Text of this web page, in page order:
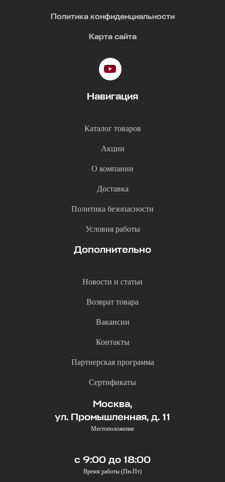
Политика конфиденциальности
Карта сайта
Навигация
Каталог товаров
Акции
О компании
Доставка
Политика безопасности
Условия работы
Дополнительно
Новости и статьи
Возврат товара
Вакансии
Контакты
Партнерская программа
Сертификаты
Москва,
ул. Промышленная, д. 11
Местоположение
с 9:00 до 18:00
Время работы (Пн-Пт)